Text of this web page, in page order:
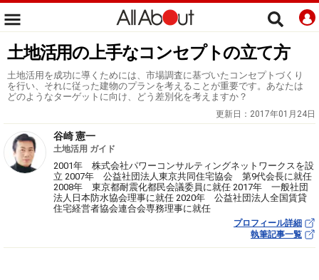
土地活用の上手なコンセプトの立て方
土地活用を成功に導くためには、市場調査に基づいたコンセプトづくり
を行い、それに従った建物のプランを考えることが重要です。あなたは
どのようなターゲットに向け、どう差別化を考えますか？
更新日： 2017年01月24日
谷崎 憲一
土地活用 ガイド
2001年 株式会社パワーコンサルティングネットワークスを設
立 2007年 公益社団法人東京共同住宅協会 第9代会長に就任
2008年 東京都耐震化都民会議委員に就任 2017年 一般社団
法人日本防水協会理事に就任 2020年 公益社団法人全国賃貸
住宅経営者協会連合会専務理事に就任
プロフィール詳細
執筆記事一覧